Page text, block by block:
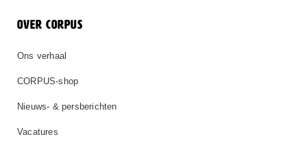
OVER CORPUS
Ons verhaal
CORPUS-shop
Nieuws- & persberichten
Vacatures